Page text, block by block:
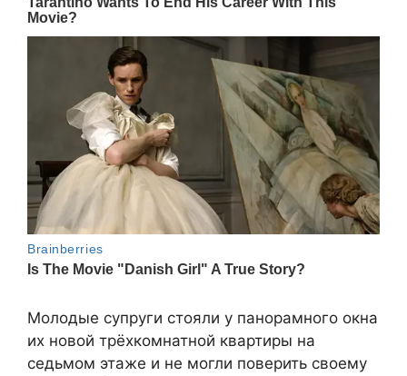
Молодые супруги стояли у панорамного окна
их новой трёхкомнатной квартиры на
седьмом этаже и не могли поверить своему